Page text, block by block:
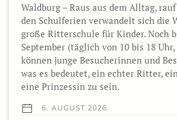
Waldburg – Raus aus dem Alltag,
den Schulferien verwandelt sich die
große Ritterschule für Kinder. Noch
September (täglich von 10 bis 18
können junge Besucherinnen und
was es bedeutet, ein echter Ritter,
eine Prinzessin zu sein.
6. AUGUST 2026